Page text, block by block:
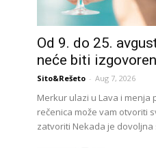
Od 9. do 25.
neće biti
Sito&Rešeto - Aug 7, 2026
Merkur ulazi u Lava i menja
rečenica može vam otvoriti
zatvoriti Nekada je dovoljna